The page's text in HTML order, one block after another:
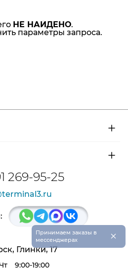
НЕ НАЙДЕНО.
параметры запроса.
269-95-25
подшипников
Глинки, 17
9:00-19:00
Принимаем заказы в
мессенджерах
×